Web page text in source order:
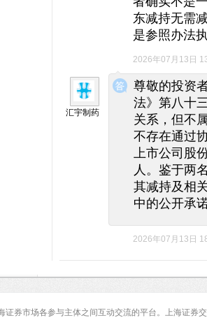
东减持无需
是参照办法
2026年07月13日
◆
◆
汇宇制药
尊敬的投资
法》第八十
关系，但不
不存在通过
上市公司股
人。鉴于两
其减持及相
中的公开承
2026年07月13日
证券市场各参与主体之间互动交流的平台。上海证券